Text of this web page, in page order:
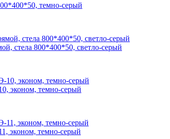
темно-серый
стела 800*400*50, светло-серый
эконом, темно-серый
эконом, темно-серый